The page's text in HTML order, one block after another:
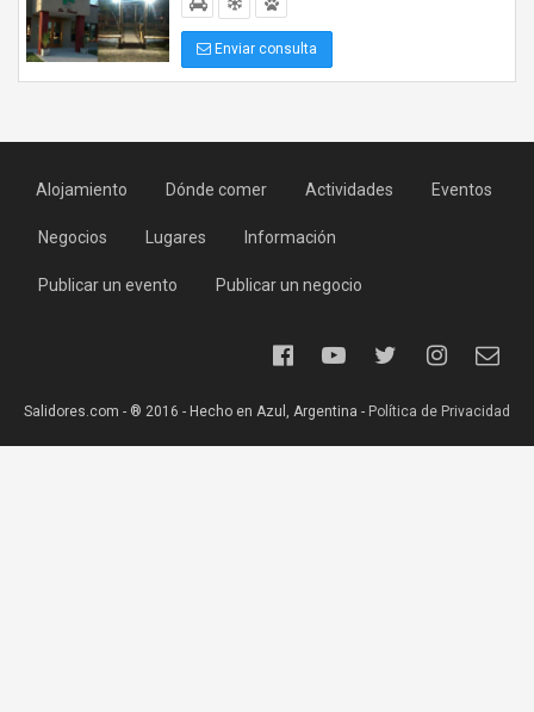
Enviar consulta
Alojamiento Dónde comer Actividades Eventos
Negocios Lugares Información
Publicar un evento Publicar un negocio
Salidores.com - ® 2016 - Hecho en Azul, Argentina - Política de Privacidad